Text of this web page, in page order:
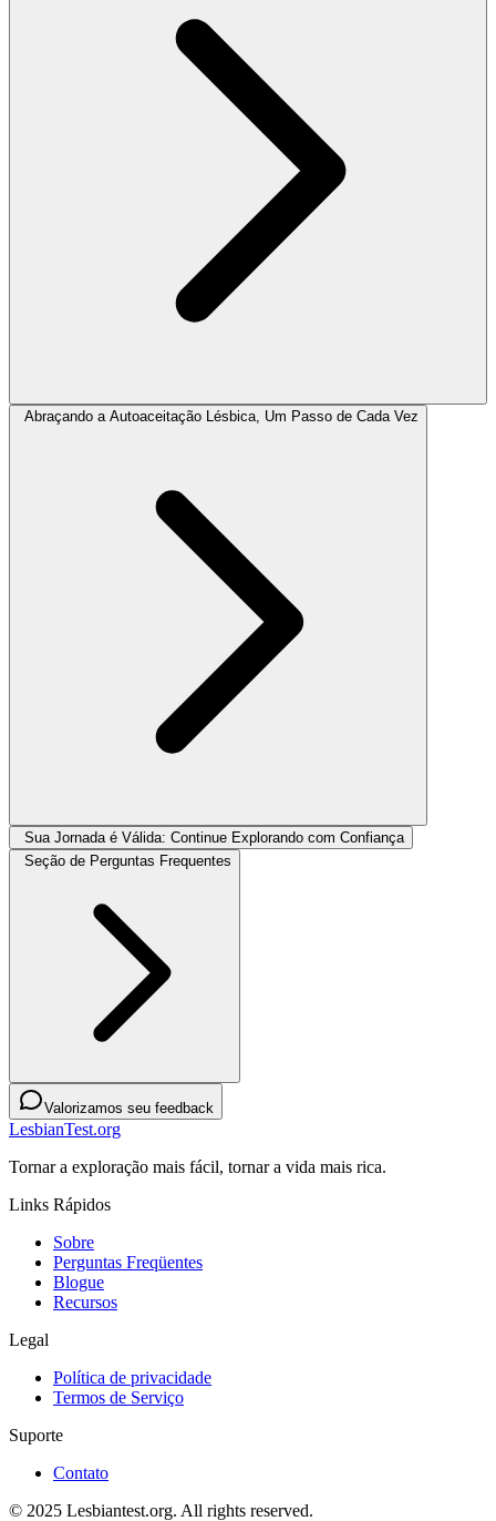
Abraçando a Autoaceitação Lésbica, Um Passo de Cada Vez
Sua Jornada é Válida: Continue Explorando com Confiança
Seção de Perguntas Frequentes
Valorizamos seu feedback
LesbianTest.org
Tornar a exploração mais fácil, tornar a vida mais rica.
Links Rápidos
Sobre
Perguntas Freqüentes
Blogue
Recursos
Legal
Política de privacidade
Termos de Serviço
Suporte
Contato
© 2025 Lesbiantest.org. All rights reserved.